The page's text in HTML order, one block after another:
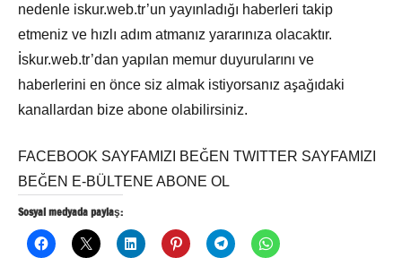
nedenle iskur.web.tr’un yayınladığı haberleri takip
etmeniz ve hızlı adım atmanız yararınıza olacaktır.
İskur.web.tr’dan yapılan memur duyurularını ve
haberlerini en önce siz almak istiyorsanız aşağıdaki
kanallardan bize abone olabilirsiniz.
FACEBOOK SAYFAMIZI BEĞEN TWITTER SAYFAMIZI
BEĞEN E-BÜLTENE ABONE OL
Sosyal medyada paylaş: